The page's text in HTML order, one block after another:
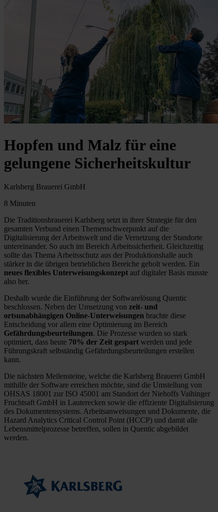
Hopfen und Malz für eine
gelungene Sicherheitskultur
Karlsberg Brauerei GmbH
8 Minuten
Die Traditionsbrauerei Karlsberg setzt in ihrer Strategie für den
gesamten Verbund einen Themenschwerpunkt auf die
Digitalisierung der Arbeitswelt und die Vernetzung der Standorte
untereinander. So auch im Bereich Arbeitssicherheit. Gleichzeitig
sollte das Thema Arbeitsschutz aus der Produktionshalle auch
stärker in die übrigen betrieblichen Bereiche geholt werden. Ein
neues flexibles Unterweisungskonzept auf digitaler Basis musste
also her.
Deshalb wurde die Einführung der Softwarelösung Quentic
beschlossen. Neben der Umsetzung von zeit- und
ortsunabhängigen Online-Unterweisungen brachte diese
Entscheidung vor allem eine Optimierung im Bereich
Gefährdungsbeurteilungen. Die Prozesse wurden so stark
optimiert, dass heute 70% der Zeit gespart werden und jede
Führungskraft selbständig Gefährdungsbeurteilungen erstellen
kann.
Die nächsten Meilensteine, welche die Karlsberg Brauerei GmbH
mithilfe der Software erreichen möchte, sind die Umstellung von
OHSAS 18001 zur ISO 45001 am Standort der Niehoffs Vaihinger
Fruchtsaft GmbH in Lauterecken sowie die effiziente Digitalisierung
des Dokumentensystems. Arbeitsanweisungen und Dokumente, die
Hazard Analytics Critical Control Point (HCCP) und damit alle
Lebensmittelprozesse betreffen, sollen in Quentic abgebildet
werden.